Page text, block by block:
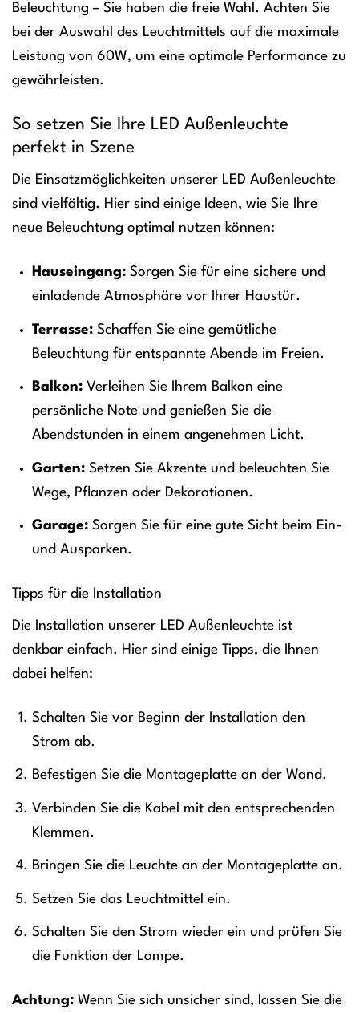
Beleuchtung – Sie haben die freie Wahl. Achten Sie
bei der Auswahl des Leuchtmittels auf die maximale
Leistung von 60W, um eine optimale Performance zu
gewährleisten.
So setzen Sie Ihre LED Außenleuchte
perfekt in Szene
Die Einsatzmöglichkeiten unserer LED Außenleuchte
sind vielfältig. Hier sind einige Ideen, wie Sie Ihre
neue Beleuchtung optimal nutzen können:
Hauseingang:Sorgen Sie für eine sichere und
einladende Atmosphäre vor Ihrer Haustür.
Terrasse:Schaffen Sie eine gemütliche
Beleuchtung für entspannte Abende im Freien.
Balkon:Verleihen Sie Ihrem Balkon eine
persönliche Note und genießen Sie die
Abendstunden in einem angenehmen Licht.
Garten:Setzen Sie Akzente und beleuchten Sie
Wege, Pflanzen oder Dekorationen.
Garage:Sorgen Sie für eine gute Sicht beim Ein-
und Ausparken.
Tipps für die Installation
Die Installation unserer LED Außenleuchte ist
denkbar einfach. Hier sind einige Tipps, die Ihnen
dabei helfen:
Schalten Sie vor Beginn der Installation den
Strom ab.
Befestigen Sie die Montageplatte an der Wand.
Verbinden Sie die Kabel mit den entsprechenden
Klemmen.
Bringen Sie die Leuchte an der Montageplatte an.
Setzen Sie das Leuchtmittel ein.
Schalten Sie den Strom wieder ein und prüfen Sie
die Funktion der Lampe.
Achtung: Wenn Sie sich unsicher sind, lassen Sie die